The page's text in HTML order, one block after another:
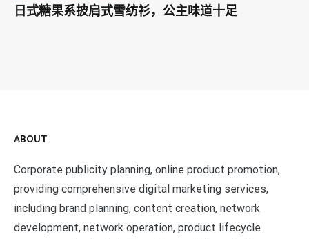
日式糖果系披肩式雪纺衫，公主味道十足
ABOUT
Corporate publicity planning, online product promotion,
providing comprehensive digital marketing services,
including brand planning, content creation, network
development, network operation, product lifecycle